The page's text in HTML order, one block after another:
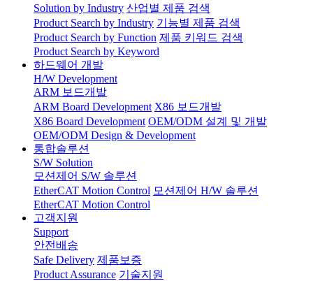
Solution by Industry 산업별 제품 검색
Product Search by Industry 기능별 제품 검색
Product Search by Function 제품 키워드 검색
Product Search by Keyword
하드웨어 개발
H/W Development
ARM 보드개발
ARM Board Development X86 보드개발
X86 Board Development OEM/ODM 설계 및 개발
OEM/ODM Design & Development
통합솔루션
S/W Solution
모션제어 S/W 솔루션
EtherCAT Motion Control 모션제어 H/W 솔루션
EtherCAT Motion Control
고객지원
Support
안전배송
Safe Delivery 제품보증
Product Assurance 기술지원